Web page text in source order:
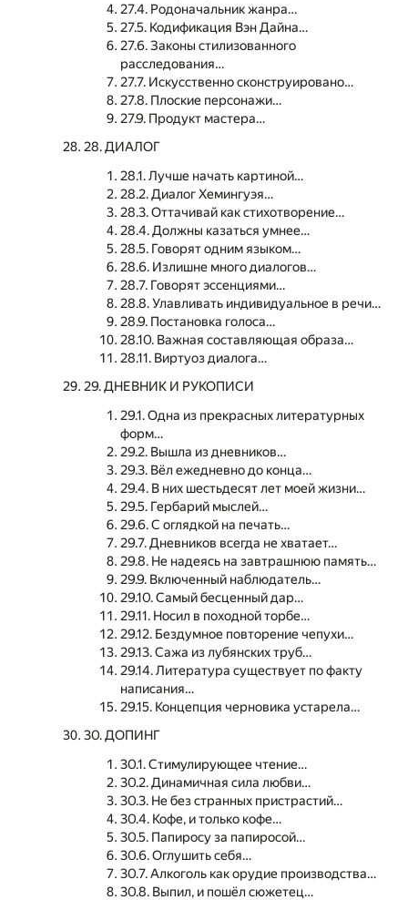
27.4. Родоначальник жанра…
27.5. Кодификация Вэн Дайна…
27.6. Законы стилизованного
расследования…
27.7. Искусственно сконструировано…
27.8. Плоские персонажи…
27.9. Продукт мастера…
28. ДИАЛОГ
28.1. Лучше начать картиной…
28.2. Диалог Хемингуэя…
28.3. Оттачивай как стихотворение…
28.4. Должны казаться умнее…
28.5. Говорят одним языком…
28.6. Излишне много диалогов…
28.7. Говорят эссенциями…
28.8. Улавливать индивидуальное в речи…
28.9. Постановка голоса…
28.10. Важная составляющая образа…
28.11. Виртуоз диалога…
29. ДНЕВНИК И РУКОПИСИ
29.1. Одна из прекрасных литературных
форм…
29.2. Вышла из дневников…
29.3. Вёл ежедневно до конца…
29.4. В них шестьдесят лет моей жизни…
29.5. Гербарий мыслей…
29.6. С оглядкой на печать…
29.7. Дневников всегда не хватает…
29.8. Не надеясь на завтрашнюю память…
29.9. Включенный наблюдатель…
29.10. Самый бесценный дар…
29.11. Носил в походной торбе…
29.12. Бездумное повторение чепухи…
29.13. Сажа из лубянских труб…
29.14. Литература существует по факту
написания…
29.15. Концепция черновика устарела…
30. ДОПИНГ
30.1. Стимулирующее чтение…
30.2. Динамичная сила любви…
30.3. Не без странных пристрастий…
30.4. Кофе, и только кофе…
30.5. Папиросу за папиросой…
30.6. Оглушить себя…
30.7. Алкоголь как орудие производства…
30.8. Выпил, и пошёл сюжетец…